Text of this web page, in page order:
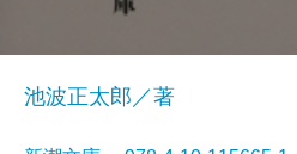
池波正太郎／著